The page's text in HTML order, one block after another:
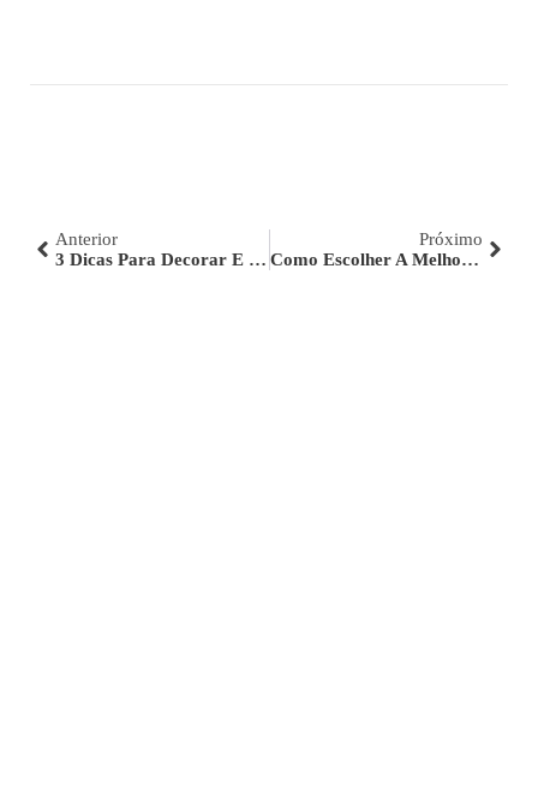
Anterior
3 Dicas Para Decorar E Ter Uma Lavanderia Organizada
Próximo
Como Escolher A Melhor Torneira Para A Área Externa Da Residência?